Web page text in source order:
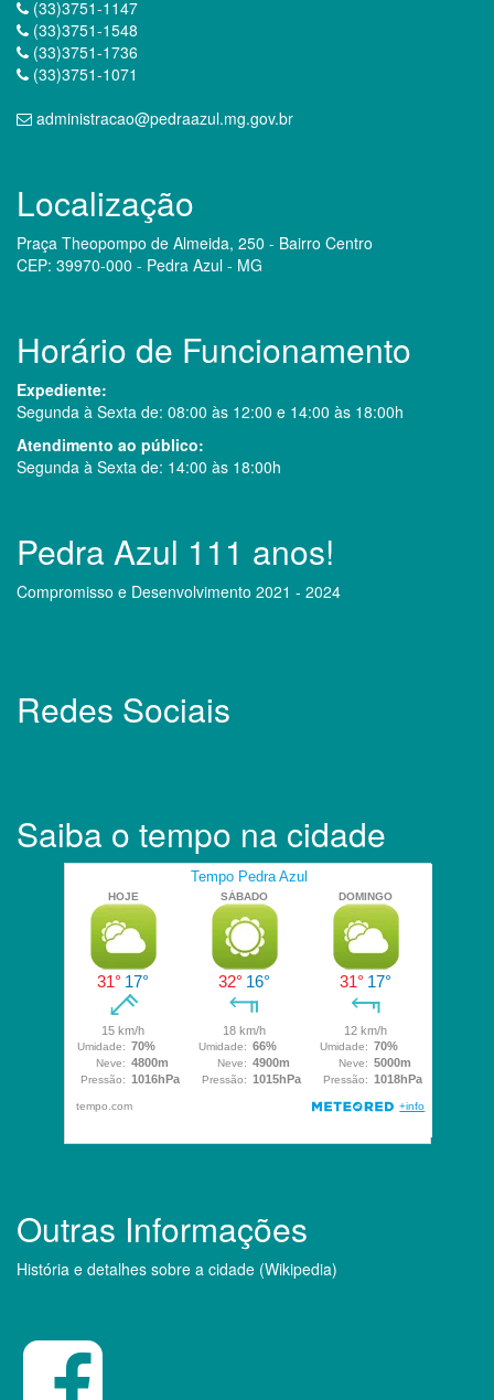
(33)3751-1147
(33)3751-1548
(33)3751-1736
(33)3751-1071
administracao@pedraazul.mg.gov.br
Localização
Praça Theopompo de Almeida, 250 - Bairro Centro
CEP: 39970-000 - Pedra Azul - MG
Horário de Funcionamento
Expediente:
Segunda à Sexta de: 08:00 às 12:00 e 14:00 às 18:00h
Atendimento ao público:
Segunda à Sexta de: 14:00 às 18:00h
Pedra Azul 111 anos!
Compromisso e Desenvolvimento 2021 - 2024
Redes Sociais
Saiba o tempo na cidade
Outras Informações
História e detalhes sobre a cidade (Wikipedia)